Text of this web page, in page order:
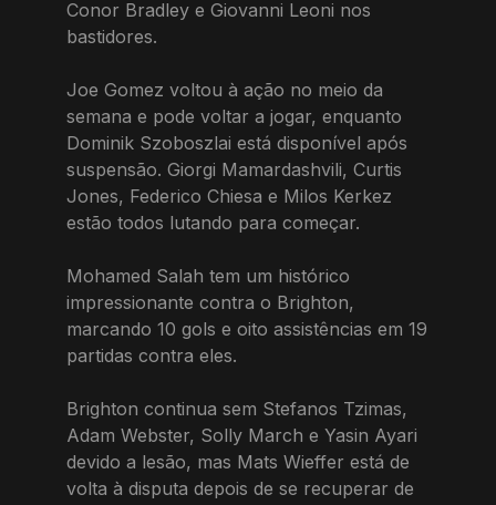
Conor Bradley e Giovanni Leoni nos
bastidores.
Joe Gomez voltou à ação no meio da
semana e pode voltar a jogar, enquanto
Dominik Szoboszlai está disponível após
suspensão. Giorgi Mamardashvili, Curtis
Jones, Federico Chiesa e Milos Kerkez
estão todos lutando para começar.
Mohamed Salah tem um histórico
impressionante contra o Brighton,
marcando 10 gols e oito assistências em 19
partidas contra eles.
Brighton continua sem Stefanos Tzimas,
Adam Webster, Solly March e Yasin Ayari
devido a lesão, mas Mats Wieffer está de
volta à disputa depois de se recuperar de